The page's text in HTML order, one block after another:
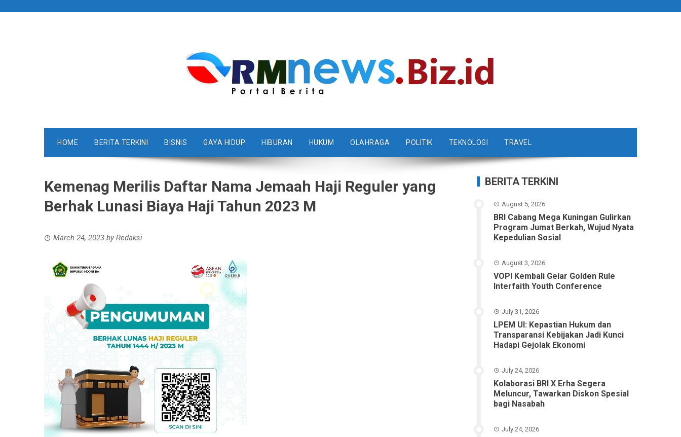
HOME BERITA TERKINI BISNIS GAYA HIDUP HIBURAN HUKUM OLAHRAGA POLITIK TEKNOLOGI TRAVEL
Kemenag Merilis Daftar Nama Jemaah Haji Reguler yang
Berhak Lunasi Biaya Haji Tahun 2023 M
March 24, 2023 by Redaksi
BERITA TERKINI
August 5, 2026
BRI Cabang Mega Kuningan Gulirkan
Program Jumat Berkah, Wujud Nyata
Kepedulian Sosial
August 3, 2026
VOPI Kembali Gelar Golden Rule
Interfaith Youth Conference
July 31, 2026
LPEM UI: Kepastian Hukum dan
Transparansi Kebijakan Jadi Kunci
Hadapi Gejolak Ekonomi
July 24, 2026
Kolaborasi BRI X Erha Segera
Meluncur, Tawarkan Diskon Spesial
bagi Nasabah
July 24, 2026